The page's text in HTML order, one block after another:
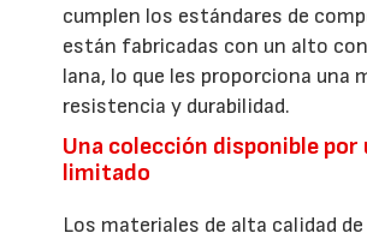
cumplen los estándares de
están fabricadas con un alto
lana, lo que les proporciona una
resistencia y durabilidad.
Una colección disponible
limitado
Los materiales de alta calidad de